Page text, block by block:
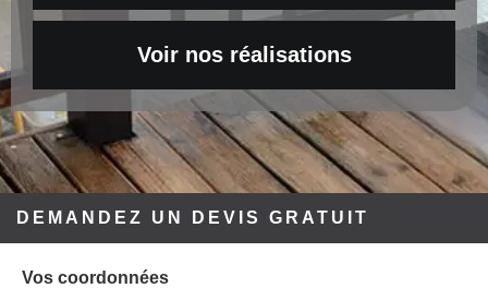
Voir nos réalisations
DEMANDEZ UN DEVIS GRATUIT
Vos coordonnées